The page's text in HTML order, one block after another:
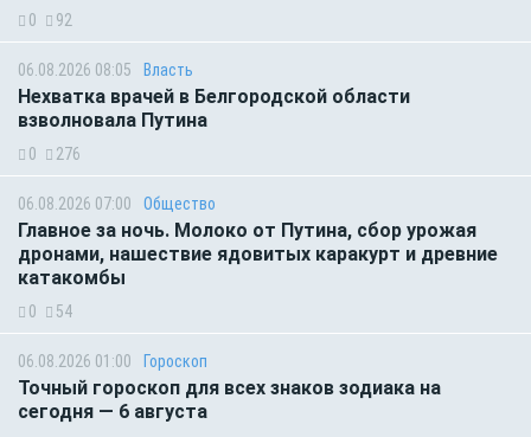
0 92
06.08.2026 08:05 Власть
Нехватка врачей в Белгородской области
взволновала Путина
0 276
06.08.2026 07:00 Общество
Главное за ночь. Молоко от Путина, сбор урожая
дронами, нашествие ядовитых каракурт и древние
катакомбы
0 54
06.08.2026 01:00 Гороскоп
Точный гороскоп для всех знаков зодиака на
сегодня — 6 августа